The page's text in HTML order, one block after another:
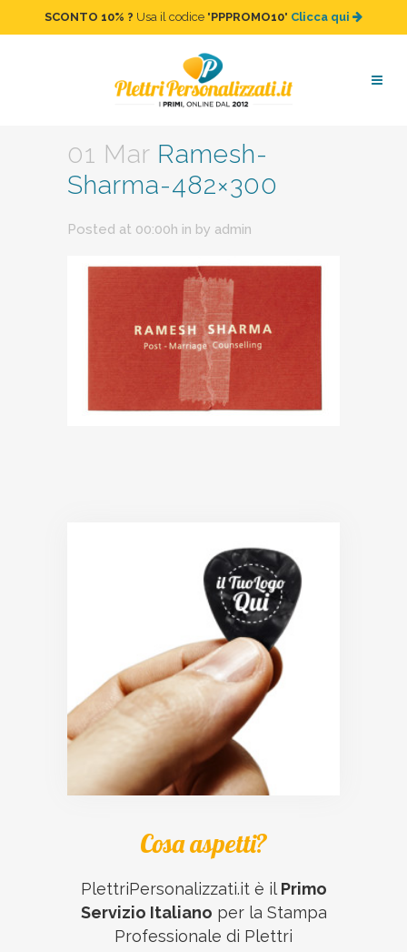
SCONTO 10% ? Usa il codice "PPPROMO10" Clicca qui
Ramesh-Sharma-482×300
01 Mar Ramesh-
Sharma-482×300
Posted at 00:00h in by admin
Cosa aspetti?
PlettriPersonalizzati.it è il Primo
Servizio Italiano per la Stampa
Professionale di Plettri